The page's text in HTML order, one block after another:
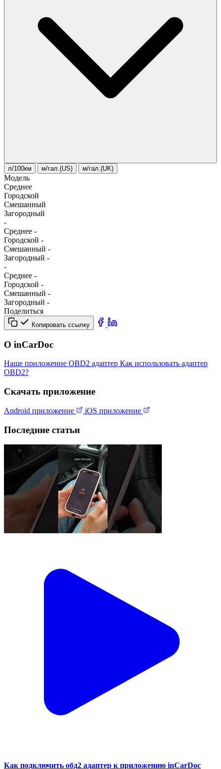
л/100км м/гал.(US) м/гал.(UK)
Модель
Среднее
Городской
Смешанный
Загородный
-
Среднее -
Городской -
Смешанный -
Загородный -
-
Среднее -
Городской -
Смешанный -
Загородный -
Поделиться
Копировать ссылку
О inCarDoc
Наше приложение OBD2 адаптер Как использовать адаптер
OBD2?
Скачать приложение
Android приложение iOS приложение
Последние статьи
Как подключить обд2 адаптер к приложению inCarDoc